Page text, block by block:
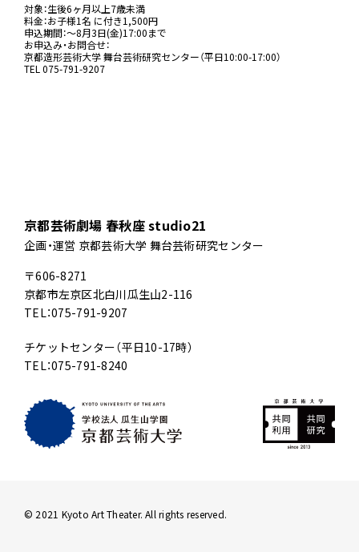
対象：生後6ヶ月以上7歳未満
料金：お子様1名 に付き1,500円
申込期間：～8月3日(金)17:00まで
お申込み・お問合せ：
京都造形芸術大学 舞台芸術研究センター（平日10:00-17:00）
TEL 075-791-9207
京都芸術劇場 春秋座 studio21
企画・運営 京都芸術大学 舞台芸術研究センター
〒606-8271
京都市左京区北白川瓜生山2-116
TEL：075-791-9207
チケットセンター（平日10-17時）
TEL：075-791-8240
© 2021 Kyoto Art Theater. All rights reserved.